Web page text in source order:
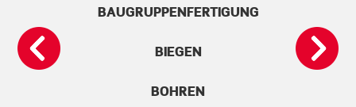
BAUGRUPPENFERTIGUNG
BIEGEN
BOHREN